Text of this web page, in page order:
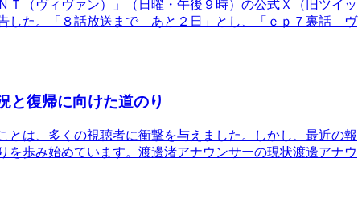
（ヴィヴァン）」（日曜・午後９時）の公式Ｘ（旧ツイッ
した。「８話放送まで あと２日」とし、「ｅｐ７裏話 ヴ
と復帰に向けた道のり
は、多くの視聴者に衝撃を与えました。しかし、最近の報
歩み始めています。渡邊渚アナウンサーの現状渡邊アナウ